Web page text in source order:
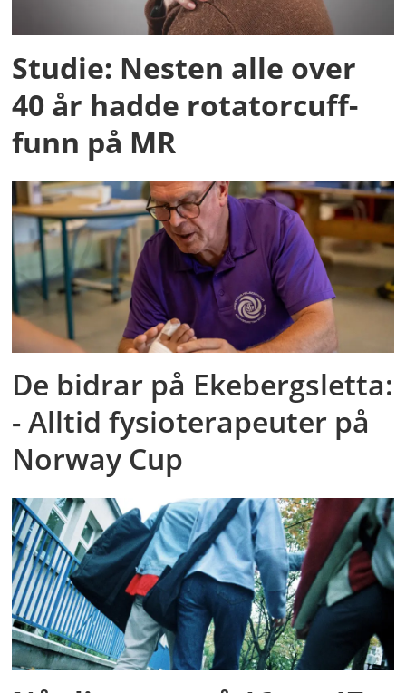
Studie: Nesten alle over
40 år hadde rotatorcuff-
funn på MR
De bidrar på Ekebergsletta:
- Alltid fysioterapeuter på
Norway Cup